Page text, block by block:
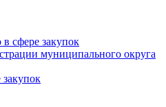
в сфере закупок
муниципального округа